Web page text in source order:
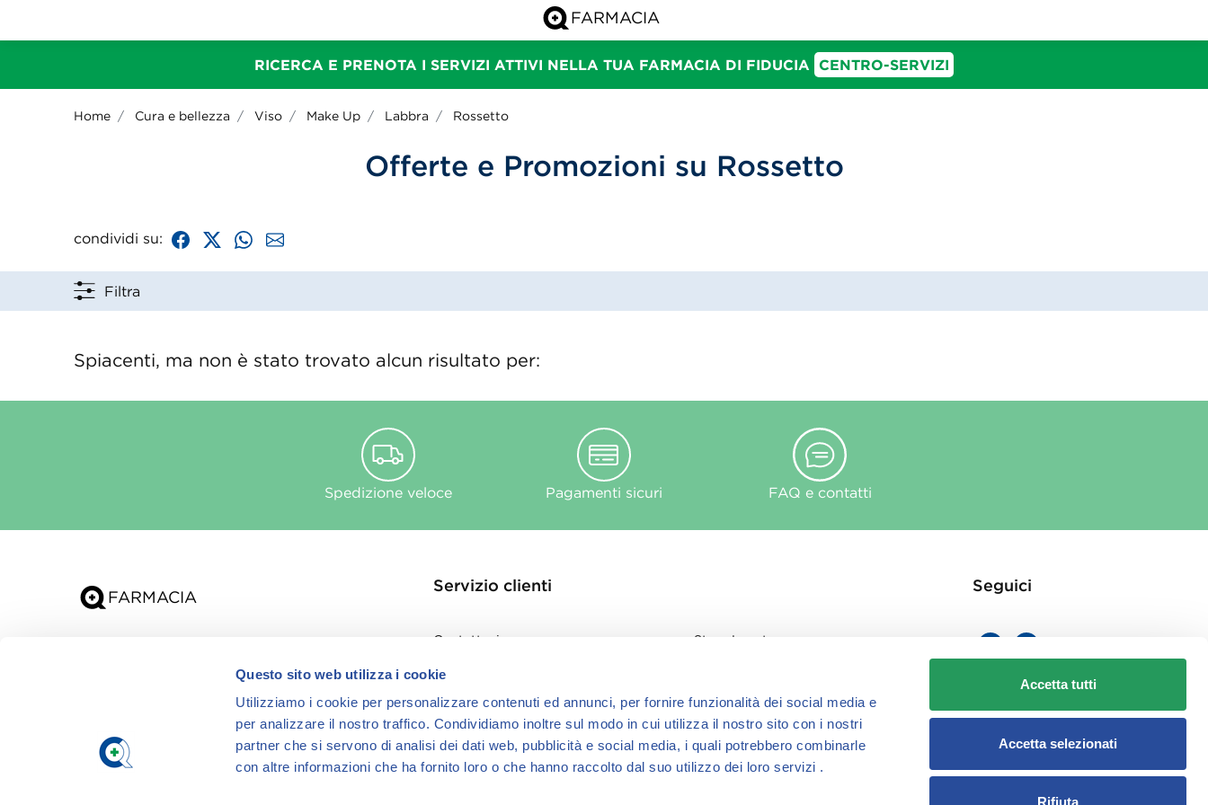
Questo sito web utilizza i cookie
Utilizziamo i cookie per personalizzare contenuti ed annunci, per fornire funzionalità dei social media e
per analizzare il nostro traffico. Condividiamo inoltre sul modo in cui utilizza il nostro sito con i nostri
partner che si servono di analisi dei dati web, pubblicità e social media, i quali potrebbero combinarle
con altre informazioni che ha fornito loro o che hanno raccolto dal suo utilizzo dei loro servizi .
Accetta tutti
Accetta selezionati
Rifiuta
RICERCA E PRENOTA I SERVIZI ATTIVI NELLA TUA FARMACIA DI FIDUCIA CENTRO-SERVIZI
Home Cura e bellezza Viso Make Up Labbra Rossetto
Offerte e Promozioni su Rossetto
condividi su:
Filtra
Spiacenti, ma non è stato trovato alcun risultato per:
Spedizione veloce Pagamenti sicuri FAQ e contatti
Servizio clienti
Contattaci
Store Locator
Seguici